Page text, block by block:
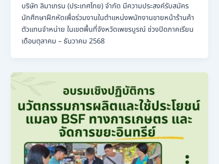
บริษัท ลิมาเกรน (ประเทศไทย) จำกัด มีความประสงค์รับสมัคร
นักศึกษาฝึกหัดเพื่อร่วมงานในตำแหน่งพนักงานขายหน้าร้านค้า
ตัวแทนจำหน่าย ในเขตพื้นที่จังหวัดเพชรบูรณ์ ช่วงปิดภาคเรียน
เดือนตุลาคม – ธันวาคม 2568